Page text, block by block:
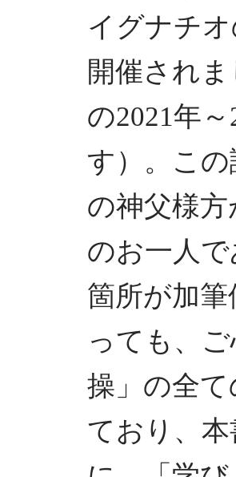
イグナチ
開催され
の2021年
す）。こ
の神父様
のお一人
箇所が加
っても、
操」の全
ており、